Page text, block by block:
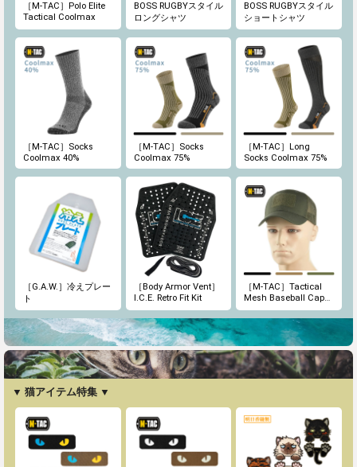
［M-TAC］Polo Elite
Tactical Coolmax
BOSS RUGBYスタイル
ロングシャツ
BOSS RUGBYスタイル
ショートシャツ
［M-TAC］Socks
Coolmax 40%
［M-TAC］Socks
Coolmax 75%
［M-TAC］Long
Socks Coolmax 75%
［G.A.W.］冷えプレー
ト
［Body Armor Vent］
I.C.E. Retro Fit Kit
［M-TAC］Tactical
Mesh Baseball Cap
Rip-Stop
▼ 猫アイテム特集 ▼